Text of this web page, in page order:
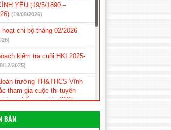
YÊU (19/5/1890 –
(19/05/2026)
hoạt chi bộ tháng 02/2026
kiểm tra cuối HKI 2025-
12/2025)
trường TH&THCS Vĩnh
tham gia cuộc thi tuyên
chống ma túy 2025
Triển khai thực hiện đề án
BẢN